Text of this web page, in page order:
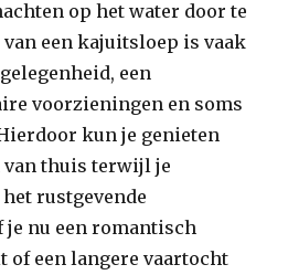
op het water door te
van een kajuitsloep is vaak
een
voorzieningen en soms
kun je genieten
van thuis terwijl je
rustgevende
je nu een romantisch
of een langere vaartocht